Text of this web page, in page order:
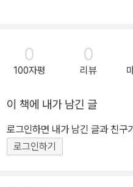
0
100자평
0
리뷰
이 책에 내가 남긴 글
로그인하면 내가 남긴 글과 친구
로그인하기